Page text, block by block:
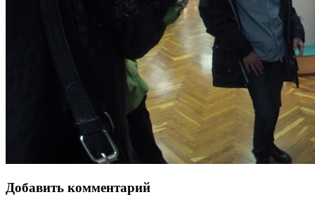
Добавить комментарий